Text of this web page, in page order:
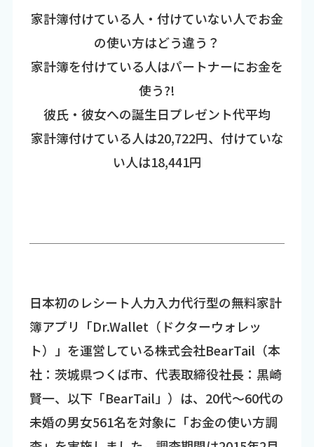
家計簿付けている人・付けていない人でお金
の使い方はどう違う？
家計簿を付けている人はパートナーにお金を
使う?!
彼氏・彼女への誕生日プレゼント代平均
家計簿付けている人は20,722円、付けていな
い人は18,441円
日本初のレシート人力入力代行型の無料家計
簿アプリ「Dr.Wallet（ドクターウォレッ
ト）」を運営している株式会社BearTail（本
社：茨城県つくば市、代表取締役社長：黒崎
賢一、以下「BearTail」）は、20代～60代の
未婚の男女561名を対象に「お金の使い方調